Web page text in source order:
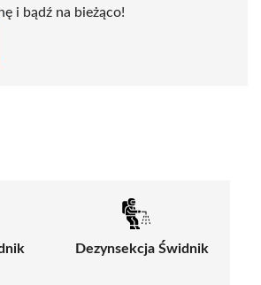
i bądź na bieżąco!
Dezynsekcja Świdnik